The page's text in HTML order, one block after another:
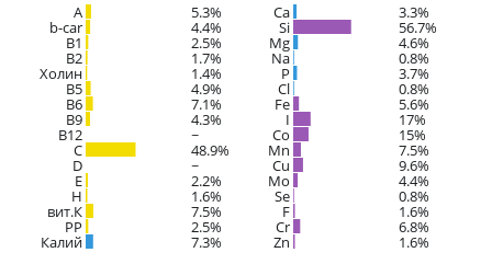
A
5.3%
b-car 4.4%
В1 2.5%
B2 1.7%
Холин 1.4%
B5 4.9%
B6 7.1%
B9 4.3%
B12 ~
C 48.9%
D ~
E 2.2%
H 1.6%
вит.К 7.5%
PP 2.5%
Калий 7.3%
Ca 3.3%
Si 56.7%
Mg 4.6%
Na 0.8%
P 3.7%
Cl 0.8%
Fe 5.6%
I 17%
Co 15%
Mn 7.5%
Cu 9.6%
Mo 4.4%
Se 0.8%
F 1.6%
Cr 6.8%
Zn 1.6%